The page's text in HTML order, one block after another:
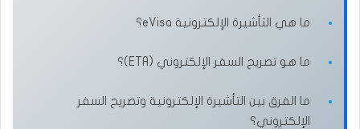
ما هي التأشيرة الإلكترونية eVisa؟
ما هو تصريح السفر الإلكتروني (ETA)؟
ما الفرق بين التأشيرة الإلكترونية وتصريح السفر
الإلكتروني؟